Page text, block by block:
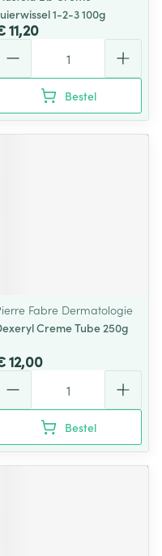
1-2-3 100g
11,20
Bestel
Fabre Dermatologie
Creme Tube 250g
12,00
Bestel